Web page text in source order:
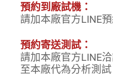
預約到廠試機：
請加本廠官方LINE
預約寄送測試：
請加本廠官方LINE
至本廠代為分析測試